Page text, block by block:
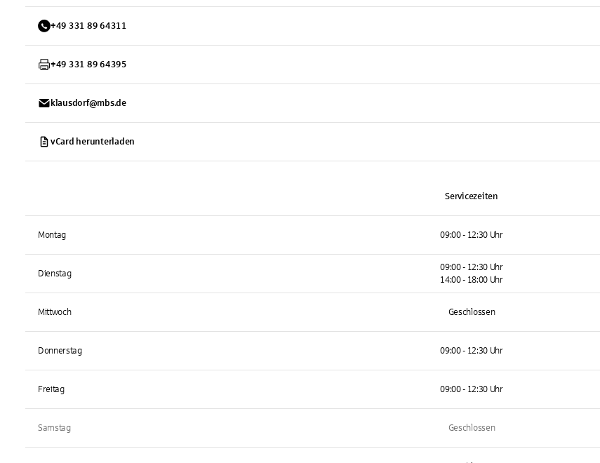
+49 331 89 64311
+49 331 89 64395
klausdorf@mbs.de
vCard herunterladen
Servicezeiten
Montag 09:00 - 12:30 Uhr
Dienstag
09:00 - 12:30 Uhr
14:00 - 18:00 Uhr
Mittwoch Geschlossen
Donnerstag 09:00 - 12:30 Uhr
Freitag 09:00 - 12:30 Uhr
Samstag Geschlossen